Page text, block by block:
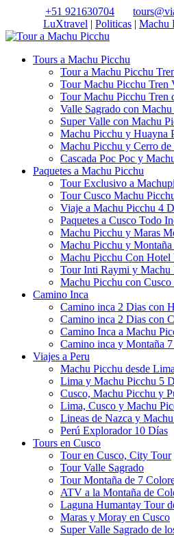
+51 921630704
LuXtravel | Politicas | Machu
Tours a Machu Picchu
Tour a Machu Picchu
Tour Machu Picchu Tren
Tour Machu Picchu Tren
Valle Sagrado con
Super Valle con Machu
Machu Picchu y Huayna
Machu Picchu y Cerro
Cascada Poc Poc y
Paquetes a Machu Picchu
Tour Exclusivo a
Tour Cusco Machu
Viaje a Machu Picchu 4
Paquetes a Cusco Todo
Machu Picchu y Maras
Machu Picchu y
Machu Picchu Con Hotel
Tour Inti Raymi y Machu
Machu Picchu con Cusco
Camino Inca
Camino inca 2 Dias con
Camino inca 2 Dias con
Camino Inca a Machu
Camino inca y Montaña
Viajes a Peru
Machu Picchu desde
Lima y Machu Picchu 5
Cusco, Machu Picchu y
Lima, Cusco y Machu
Lineas de Nazca y
Perú Explorador 10 Días
Tours en Cusco
Tour en Cusco, City Tour
Tour Valle Sagrado
Tour Montaña de 7
ATV a la Montaña de
Laguna Humantay Tour
Maras y Moray en Cusco
Super Valle Sagrado de